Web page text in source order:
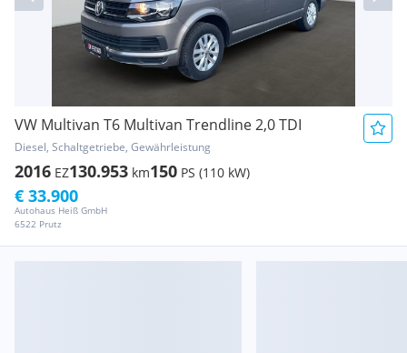
VW Multivan T6 Multivan Trendline 2,0 TDI
Diesel, Schaltgetriebe, Gewährleistung
2016 EZ130.953 km150 PS (110 kW)
Autohaus Heiß GmbH
6522 Prutz
€ 33.900